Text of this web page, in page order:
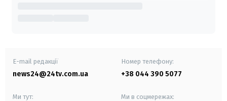
E-mail редакції
news24@24tv.com.ua
Номер телефону:
+38 044 390 5077
Ми тут: Ми в соцмережах: